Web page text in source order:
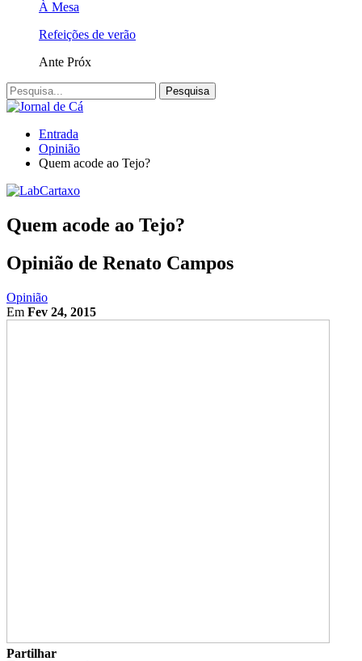
À Mesa
Refeições de verão
Ante Próx
Entrada
Opinião
Quem acode ao Tejo?
Quem acode ao Tejo?
Opinião de Renato Campos
Opinião
Em Fev 24, 2015
Partilhar